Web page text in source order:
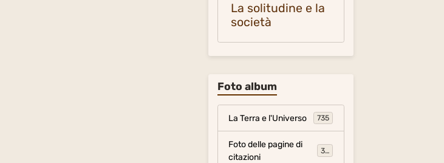
La solitudine e la
società
Foto album
La Terra e l'Universo 735
Foto delle pagine di
citazioni
317